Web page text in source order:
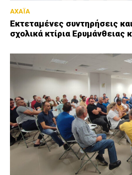
ΑΧΑΪΑ
Εκτεταμένες συντηρήσεις
σχολικά κτίρια Ερυμάνθειας